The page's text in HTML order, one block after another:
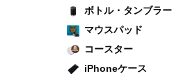
ボトル・タンブラー
マウスパッド
コースター
iPhoneケース